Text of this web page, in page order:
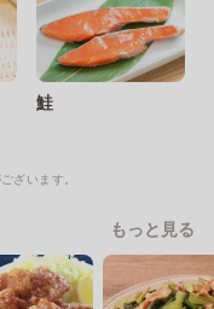
鮭
ざいます。
もっと見る